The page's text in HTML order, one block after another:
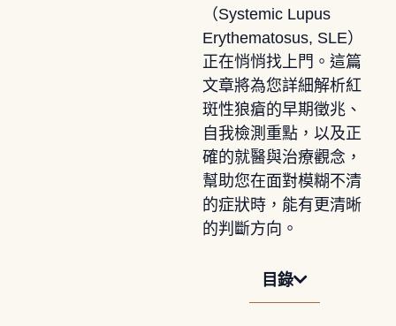
（Systemic Lupus
Erythematosus, SLE）
正在悄悄找上門。這篇
文章將為您詳細解析紅
斑性狼瘡的早期徵兆、
自我檢測重點，以及正
確的就醫與治療觀念，
幫助您在面對模糊不清
的症狀時，能有更清晰
的判斷方向。
目錄